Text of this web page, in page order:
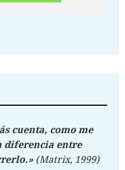
cuenta, como me
diferencia entre
(Matrix, 1999)